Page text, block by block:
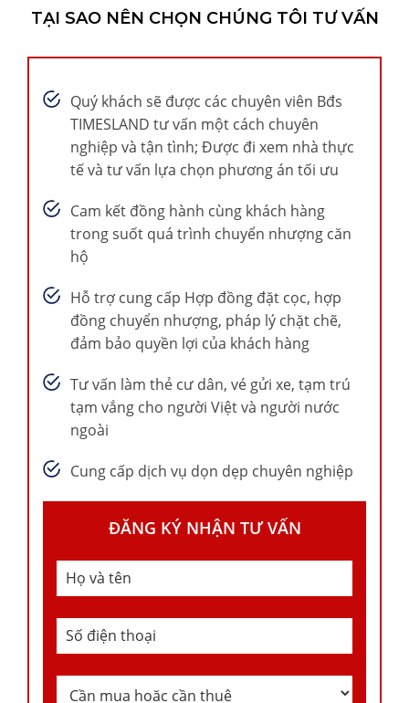
TẠI SAO NÊN CHỌN CHÚNG TÔI TƯ VẤN
Quý khách sẽ được các chuyên viên Bđs
TIMESLAND tư vấn một cách chuyên
nghiệp và tận tình; Được đi xem nhà thực
tế và tư vấn lựa chọn phương án tối ưu
Cam kết đồng hành cùng khách hàng
trong suốt quá trình chuyển nhượng căn
hộ
Hỗ trợ cung cấp Hợp đồng đặt cọc, hợp
đồng chuyển nhượng, pháp lý chặt chẽ,
đảm bảo quyền lợi của khách hàng
Tư vấn làm thẻ cư dân, vé gửi xe, tạm trú
tạm vắng cho người Việt và người nước
ngoài
Cung cấp dịch vụ dọn dẹp chuyên nghiệp
ĐĂNG KÝ NHẬN TƯ VẤN